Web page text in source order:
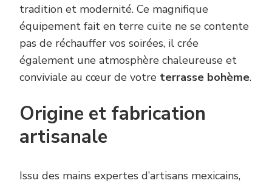
tradition et modernité. Ce magnifique
équipement fait en terre cuite ne se contente
pas de réchauffer vos soirées, il crée
également une atmosphère chaleureuse et
conviviale au cœur de votre terrasse bohème.
Origine et fabrication
artisanale
Issu des mains expertes d’artisans mexicains,